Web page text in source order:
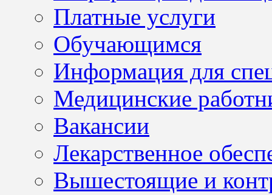
Платные услуги
Обучающимся
Информация для
Медицинские
Вакансии
Лекарственное
Вышестоящие и